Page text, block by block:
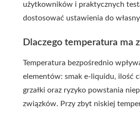
użytkowników i praktycznych
dostosować ustawienia do
Dlaczego temperatura ma
Temperatura bezpośrednio
elementów: smak e-liquidu, ilość
grzałki oraz ryzyko powstania
związków. Przy zbyt niskiej